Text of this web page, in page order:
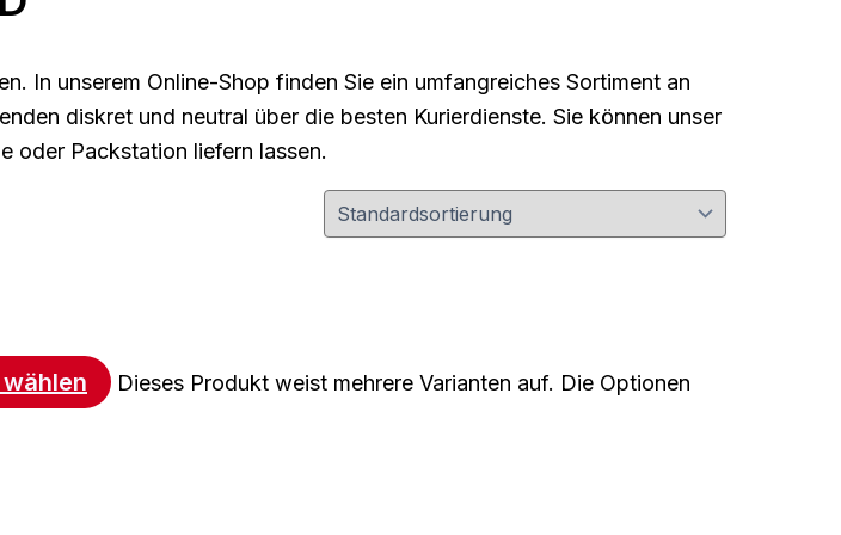
In unserem Online-Shop finden Sie ein umfangreiches Sortiment an
diskret und neutral über die besten Kurierdienste. Sie können unser
oder Packstation liefern lassen.
Dieses Produkt weist mehrere Varianten auf. Die Optionen